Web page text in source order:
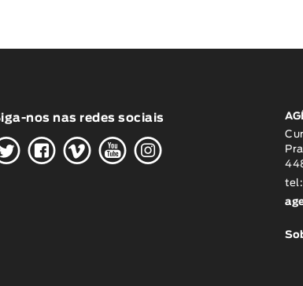
nos nas redes sociais
GWOK